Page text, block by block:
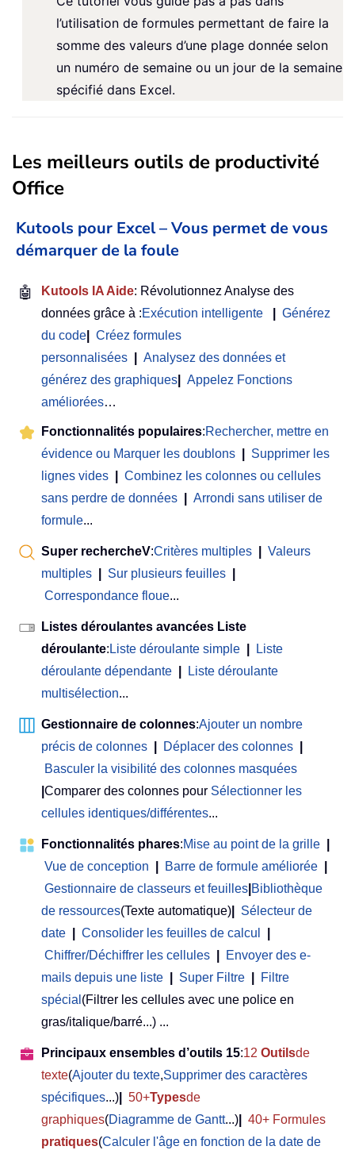
l’utilisation de formules permettant de faire la
somme des valeurs d’une plage donnée selon
un numéro de semaine ou un jour de la semaine
spécifié dans Excel.
Les meilleurs outils de productivité
Office
Kutools pour Excel – Vous permet de vous
démarquer de la foule
🤖 Kutools IA Aide: Révolutionnez Analyse des
données grâce à :Exécution intelligente
Générez
du code
Créez formules
personnalisées
Analysez des données et
générez des graphiques
Appelez Fonctions
améliorées…
Fonctionnalités populaires:Rechercher, mettre en
évidence ou Marquer les doublons
Supprimer les
lignes vides
Combinez les colonnes ou cellules
sans perdre de données
Arrondi sans utiliser de
formule...
Super rechercheV:Critères multiples
Valeurs
multiples
Sur plusieurs feuilles
Correspondance floue...
Listes déroulantes avancées Liste
déroulante: Liste déroulante simple
Liste
déroulante dépendante
Liste déroulante
multisélection...
Gestionnaire de colonnes:Ajouter un nombre
précis de colonnes
Déplacer des colonnes
Basculer la visibilité des colonnes masquées
Comparer des colonnes pour Sélectionner les
cellules identiques/différentes...
Fonctionnalités phares:Mise au point de la grille
Vue de conception
Barre de formule améliorée
Gestionnaire de classeurs et feuilles Bibliothèque
de ressources(Texte automatique)
Sélecteur de
date
Consolider les feuilles de calcul
Chiffrer/Déchiffrer les cellules
Envoyer des e-
mails depuis une liste
Super Filtre
Filtre
spécial (Filtrer les cellules avec une police en
gras/italique/barré...) ...
Principaux ensembles d’outils 15:12 Outilsde
texte(Ajouter du texte,Supprimer des caractères
spécifiques...) 50+Typesde
graphiques(Diagramme de Gantt...)
40+ Formules
pratiques(Calculer l'âge en fonction de la date de